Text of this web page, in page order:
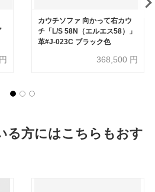
円
カウチソファ 向かって右カウ
チ「L/S 58N（エルエス58）」
革#J-023C ブラック色
368,500 円
る方にはこちらもおす